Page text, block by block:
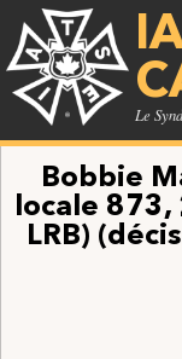
Le
Bobbie
locale 873,
LRB)